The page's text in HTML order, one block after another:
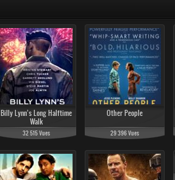
Billy Lynn’s Long Halftime
Walk
32 515 Vues
Other People
29 396 Vues